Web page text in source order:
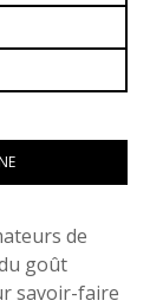
de
goût
savoir-faire